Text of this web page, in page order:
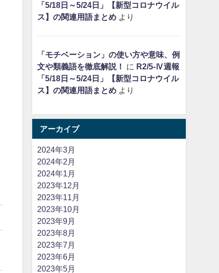
「5/18日～5/24日」【新型コロナウイル
ス】の関連用語まとめより
「モチベーション」の使い方や意味、例
文や類義語を徹底解説！
に R2/5-Ⅳ週報
「5/18日～5/24日」【新型コロナウイル
ス】の関連用語まとめより
アーカイブ
2024年3月
2024年2月
2024年1月
2023年12月
2023年11月
2023年10月
2023年9月
2023年8月
2023年7月
2023年6月
2023年5月